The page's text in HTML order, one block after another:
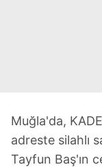
Muğla'da,
adreste silahlı
Tayfun Baş'ın